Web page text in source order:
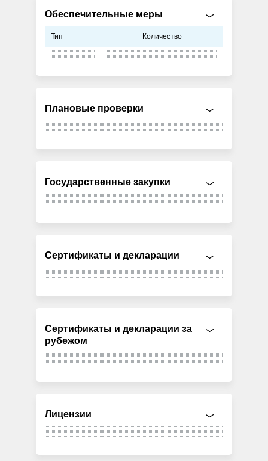
Обеспечительные меры
Тип Количество
Плановые проверки
Государственные закупки
Сертификаты и декларации
Сертификаты и декларации за
рубежом
Лицензии